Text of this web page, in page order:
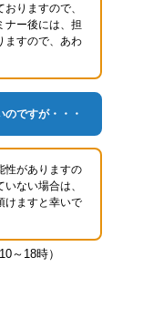
りますので、
ナー後には、担
ますので、あわ
ですが・・・
性がありますの
ない場合は、
けますと幸いで
～18時）